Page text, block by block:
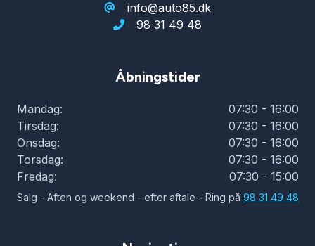
info@auto85.dk
98 31 49 48
Åbningstider
Mandag:
07:30 - 16:00
Tirsdag:
07:30 - 16:00
Onsdag:
07:30 - 16:00
Torsdag:
07:30 - 16:00
Fredag:
07:30 - 15:00
Salg - Aften og weekend - efter aftale - Ring på 98 31 49 48